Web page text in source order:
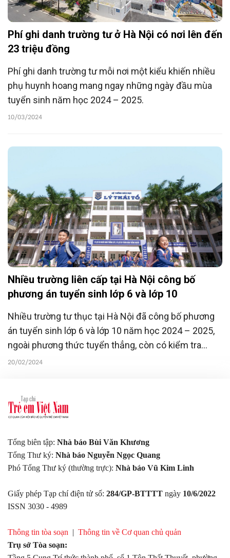
Phí ghi danh trường tư ở Hà Nội có nơi lên đến
23 triệu đồng
Phí ghi danh trường tư mỗi nơi một kiểu khiến nhiều
phụ huynh hoang mang ngay những ngày đầu mùa
tuyển sinh năm học 2024 – 2025.
10/03/2024
Nhiều trường liên cấp tại Hà Nội công bố
phương án tuyển sinh lớp 6 và lớp 10
Nhiều trường tư thục tại Hà Nội đã công bố phương
án tuyển sinh lớp 6 và lớp 10 năm học 2024 – 2025,
ngoài phương thức tuyển thẳng, còn có kiểm tra
đánh giá năng lực theo đề thi riêng.
20/02/2024
Tổng biên tập: Nhà báo Bùi Văn Khương
Tổng Thư ký: Nhà báo Nguyễn Ngọc Quang
Phó Tổng Thư ký (thường trực): Nhà báo Vũ Kim Linh
Giấy phép Tạp chí điện tử số: 284/GP-BTTTT ngày 10/6/2022
ISSN 3030 - 4989
Thông tin tòa soạn | Thông tin về Cơ quan chủ quản
Trụ sở Tòa soạn: